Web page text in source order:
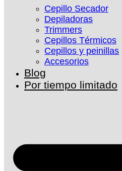
Cepillo Secador
Depiladoras
Trimmers
Cepillos Térmicos
Cepillos y peinillas
Accesorios
Blog
Por tiempo limitado